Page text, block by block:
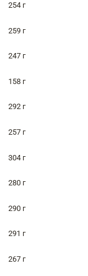
254 г
259 г
247 г
158 г
292 г
257 г
304 г
280 г
290 г
291 г
267 г